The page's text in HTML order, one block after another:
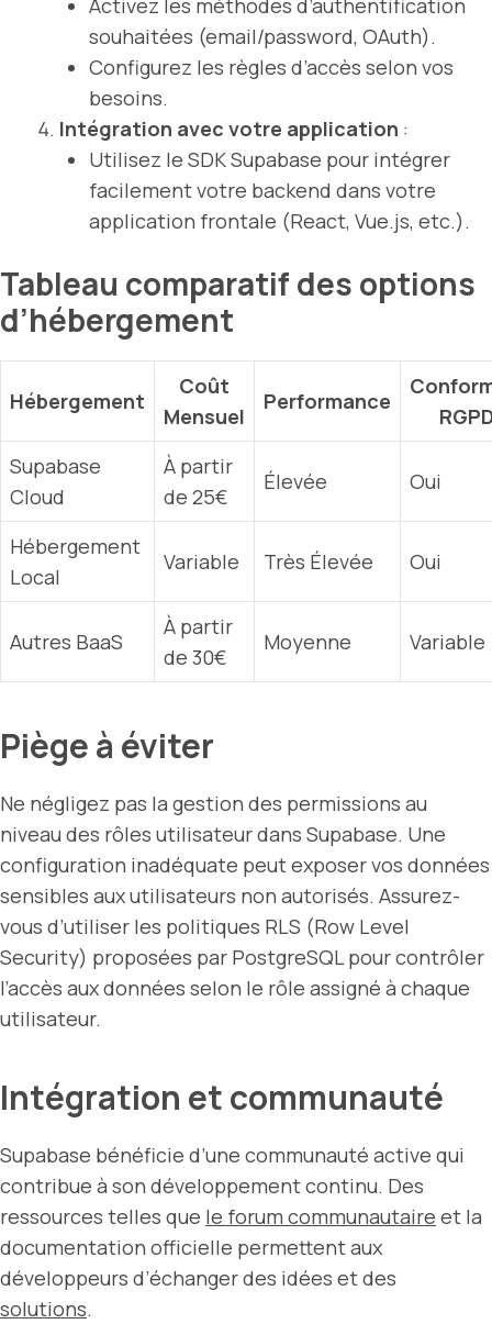
Activez les méthodes d’authentification
souhaitées (email/password, OAuth).
Configurez les règles d’accès selon vos
besoins.
Intégration avec votre application :
Utilisez le SDK Supabase pour intégrer
facilement votre backend dans votre
application frontale (React, Vue.js, etc.).
Tableau comparatif des options
d’hébergement
Hébergement
Coût
Mensuel
Performance
Supabase
Cloud
À partir
de 25€
Élevée Oui
Hébergement
Local
Variable Très Élevée Oui
Autres BaaS
À partir
de 30€
Moyenne Variable
Piège à éviter
Ne négligez pas la gestion des permissions au
niveau des rôles utilisateur dans Supabase. Une
configuration inadéquate peut exposer vos données
sensibles aux utilisateurs non autorisés. Assurez-
vous d’utiliser les politiques RLS (Row Level
Security) proposées par PostgreSQL pour contrôler
l’accès aux données selon le rôle assigné à chaque
utilisateur.
Intégration et communauté
Supabase bénéficie d’une communauté active qui
contribue à son développement continu. Des
ressources telles que le forum communautaire et la
documentation officielle permettent aux
développeurs d’échanger des idées et des
solutions.